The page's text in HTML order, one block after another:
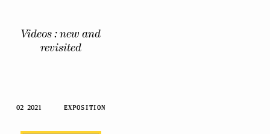
Videos : new and
revisited
02 2021 EXPOSITION